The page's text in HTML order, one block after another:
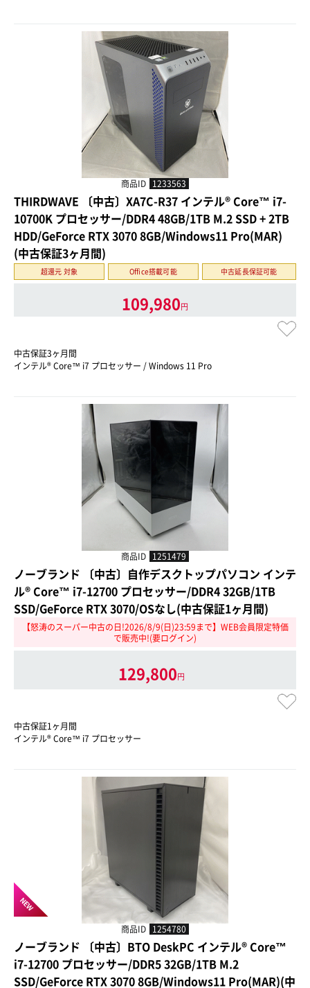
商品ID 1233563
THIRDWAVE 〔中古〕XA7C-R37 インテル® Core™ i7-
10700K プロセッサー/DDR4 48GB/1TB M.2 SSD + 2TB
HDD/GeForce RTX 3070 8GB/Windows11 Pro(MAR)
(中古保証3ヶ月間)
超還元 対象 Office搭載可能 中古延長保証可能
109,980円
中古保証3ヶ月間
インテル® Core™ i7 プロセッサー / Windows 11 Pro
商品ID 1251479
ノーブランド 〔中古〕自作デスクトップパソコン インテ
ル® Core™ i7-12700 プロセッサー/DDR4 32GB/1TB
SSD/GeForce RTX 3070/OSなし(中古保証1ヶ月間)
【怒涛のスーパー中古の日!2026/8/9(日)23:59まで】WEB会員限定特価
で販売中!(要ログイン)
129,800円
中古保証1ヶ月間
インテル® Core™ i7 プロセッサー
NEW
商品ID 1254780
ノーブランド 〔中古〕BTO DeskPC インテル® Core™
i7-12700 プロセッサー/DDR5 32GB/1TB M.2
SSD/GeForce RTX 3070 8GB/Windows11 Pro(MAR)(中